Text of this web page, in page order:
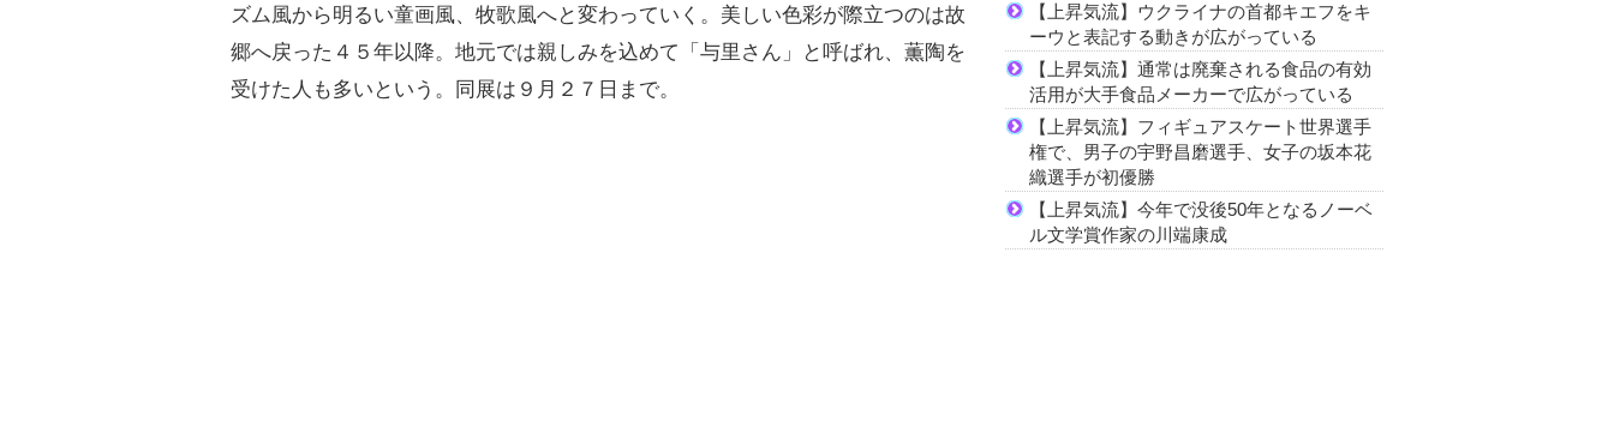
ズム風から明るい童画風、牧歌風へと変わっていく。美しい色彩が際立つのは故
郷へ戻った４５年以降。地元では親しみを込めて「与里さん」と呼ばれ、薫陶を
受けた人も多いという。同展は９月２７日まで。
【上昇気流】ウクライナの首都キエフをキ
ーウと表記する動きが広がっている
【上昇気流】通常は廃棄される食品の有効
活用が大手食品メーカーで広がっている
【上昇気流】フィギュアスケート世界選手
権で、男子の宇野昌磨選手、女子の坂本花
織選手が初優勝
【上昇気流】今年で没後50年となるノーベ
ル文学賞作家の川端康成